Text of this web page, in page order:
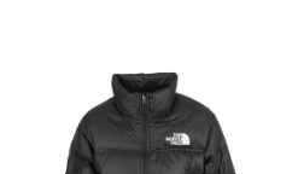
Découvrez la doudoune The North Face
LIMBARA Ins, un incontournable pour les
saisons fraîches. Confectionnée [...]